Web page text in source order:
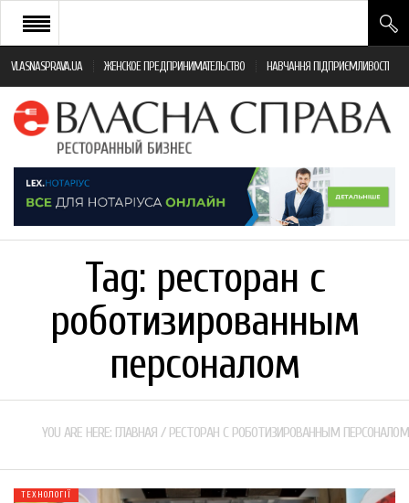
VLASNASPRAVA.UA ЖЕНСКОЕ ПРЕДПРИНИМАТЕЛЬСТВО НАВЧАННЯ ПІДПРИЄМЛИВОСТІ
НОВИНИ РЕСТОРАННОГО БІЗНЕСУ
ЯК ВІДКРИТИ ТА УСПІШНО КЕРУВАТИ
МОНІТОРИНГ ЗАКОНОДАВСТВА
КНИГИ
Tag: ресторан с
роботизированным
персоналом
YOU ARE HERE: ГЛАВНАЯ / РЕСТОРАН С РОБОТИЗИРОВАННЫМ ПЕРСОНАЛОМ
ТЕХНОЛОГІЇ